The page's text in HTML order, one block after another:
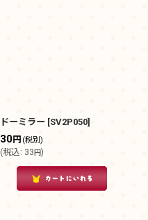
ドーミラー [SV2P050]
30円 (税別)
(税込: 33円)